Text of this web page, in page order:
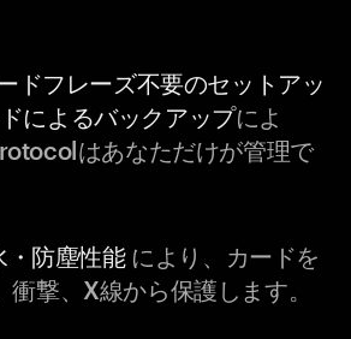
ドフレーズ不要のセットアッ
によるバックアップによ
はあなただけが管理で
・防塵性能により、カードを
衝撃、X線から保護します。